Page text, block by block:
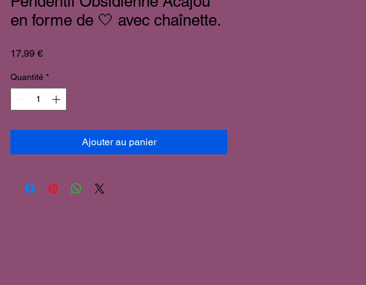
en forme de 🤍 avec chaînette.
17,99 €Prix
Quantité *
Ajouter au panier